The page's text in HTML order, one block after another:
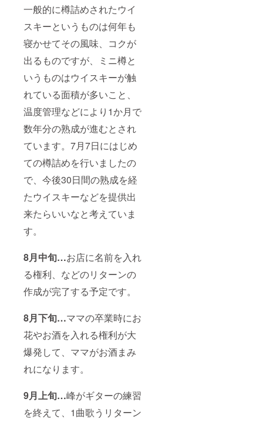
一般的に樽詰めされたウイ
スキーというものは何年も
寝かせてその風味、コクが
出るものですが、ミニ樽と
いうものはウイスキーが触
れている面積が多いこと、
温度管理などにより1か月で
数年分の熟成が進むとされ
ています。7月7日にはじめ
ての樽詰めを行いましたの
で、今後30日間の熟成を経
たウイスキーなどを提供出
来たらいいなと考えていま
す。
8月中旬…お店に名前を入れ
る権利、などのリターンの
作成が完了する予定です。
8月下旬…ママの卒業時にお
花やお酒を入れる権利が大
爆発して、ママがお酒まみ
れになります。
9月上旬…峰がギターの練習
を終えて、1曲歌うリターン